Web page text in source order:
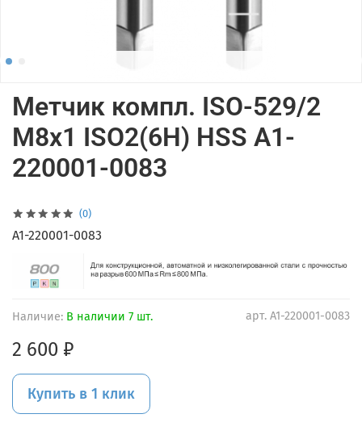
(0)
арт. A1-220001-0083
Наличие: В наличии 7 шт.
Метчик компл. ISO-529/2
M8x1 ISO2(6H) HSS A1-
220001-0083
2 600 ₽
Купить в 1 клик
A1-220001-0083